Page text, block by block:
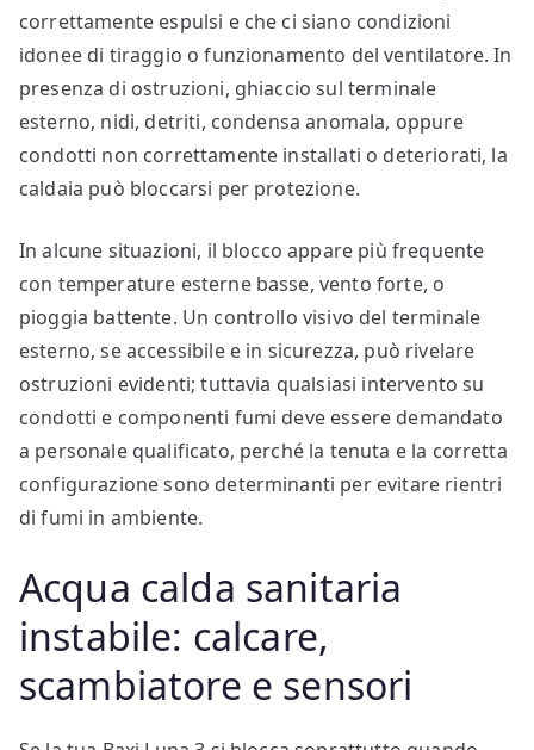
correttamente espulsi e che ci siano condizioni
idonee di tiraggio o funzionamento del ventilatore. In
presenza di ostruzioni, ghiaccio sul terminale
esterno, nidi, detriti, condensa anomala, oppure
condotti non correttamente installati o deteriorati, la
caldaia può bloccarsi per protezione.
In alcune situazioni, il blocco appare più frequente
con temperature esterne basse, vento forte, o
pioggia battente. Un controllo visivo del terminale
esterno, se accessibile e in sicurezza, può rivelare
ostruzioni evidenti; tuttavia qualsiasi intervento su
condotti e componenti fumi deve essere demandato
a personale qualificato, perché la tenuta e la corretta
configurazione sono determinanti per evitare rientri
di fumi in ambiente.
Acqua calda sanitaria
instabile: calcare,
scambiatore e sensori